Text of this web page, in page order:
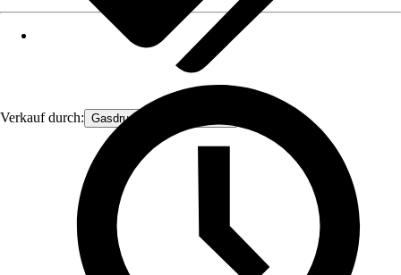
Verkauf durch: Gasdruckfeder Großhandel